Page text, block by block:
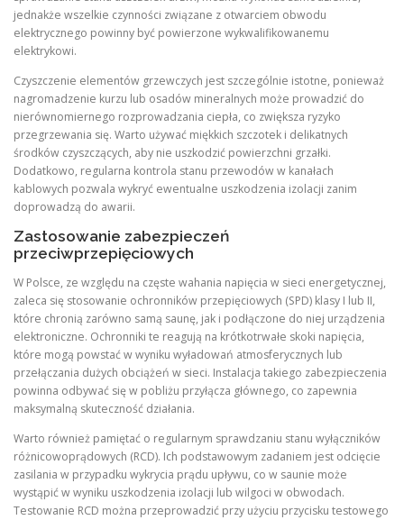
jednakże wszelkie czynności związane z otwarciem obwodu
elektrycznego powinny być powierzone wykwalifikowanemu
elektrykowi.
Czyszczenie elementów grzewczych jest szczególnie istotne, ponieważ
nagromadzenie kurzu lub osadów mineralnych może prowadzić do
nierównomiernego rozprowadzania ciepła, co zwiększa ryzyko
przegrzewania się. Warto używać miękkich szczotek i delikatnych
środków czyszczących, aby nie uszkodzić powierzchni grzałki.
Dodatkowo, regularna kontrola stanu przewodów w kanałach
kablowych pozwala wykryć ewentualne uszkodzenia izolacji zanim
doprowadzą do awarii.
Zastosowanie zabezpieczeń
przeciwprzepięciowych
W Polsce, ze względu na częste wahania napięcia w sieci energetycznej,
zaleca się stosowanie ochronników przepięciowych (SPD) klasy I lub II,
które chronią zarówno samą saunę, jak i podłączone do niej urządzenia
elektroniczne. Ochronniki te reagują na krótkotrwałe skoki napięcia,
które mogą powstać w wyniku wyładowań atmosferycznych lub
przełączania dużych obciążeń w sieci. Instalacja takiego zabezpieczenia
powinna odbywać się w pobliżu przyłącza głównego, co zapewnia
maksymalną skuteczność działania.
Warto również pamiętać o regularnym sprawdzaniu stanu wyłączników
różnicowoprądowych (RCD). Ich podstawowym zadaniem jest odcięcie
zasilania w przypadku wykrycia prądu upływu, co w saunie może
wystąpić w wyniku uszkodzenia izolacji lub wilgoci w obwodach.
Testowanie RCD można przeprowadzić przy użyciu przycisku testowego